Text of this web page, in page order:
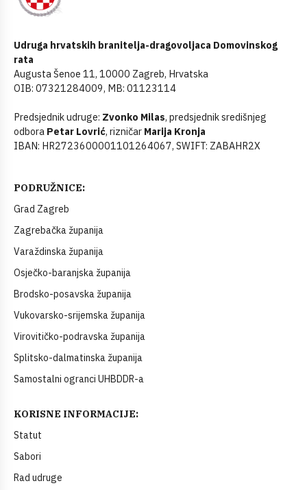
Udruga hrvatskih branitelja-dragovoljaca Domovinskog
rata
Augusta Šenoe 11, 10000 Zagreb, Hrvatska
OIB: 07321284009, MB: 01123114
Predsjednik udruge: Zvonko Milas, predsjednik središnjeg
odbora Petar Lovrić, rizničar Marija Kronja
IBAN: HR2723600001101264067, SWIFT: ZABAHR2X
PODRUŽNICE:
Grad Zagreb
Zagrebačka županija
Varaždinska županija
Osječko-baranjska županija
Brodsko-posavska županija
Vukovarsko-srijemska županija
Virovitičko-podravska županija
Splitsko-dalmatinska županija
Samostalni ogranci UHBDDR-a
KORISNE INFORMACIJE:
Statut
Sabori
Rad udruge